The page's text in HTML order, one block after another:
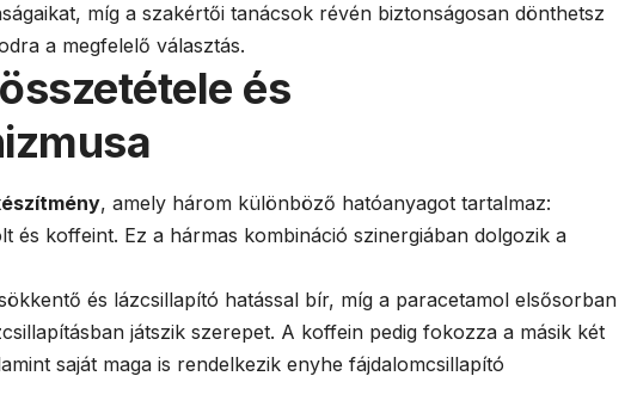
míg a szakértői tanácsok révén biztonságosan dönthetsz
a megfelelő választás.
és
, amely három különböző hatóanyagot tartalmaz:
és koffeint. Ez a hármas kombináció szinergiában dolgozik a
és lázcsillapító hatással bír, míg a paracetamol elsősorban
játszik szerepet. A koffein pedig fokozza a másik két
saját maga is rendelkezik enyhe fájdalomcsillapító